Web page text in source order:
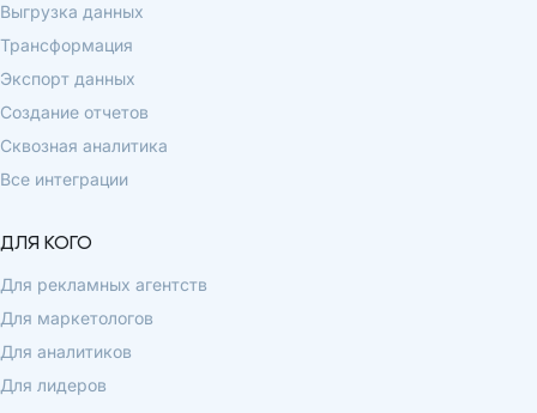
Выгрузка данных
Трансформация
Экспорт данных
Создание отчетов
Сквозная аналитика
Все интеграции
ДЛЯ КОГО
Для рекламных агентств
Для маркетологов
Для аналитиков
Для лидеров